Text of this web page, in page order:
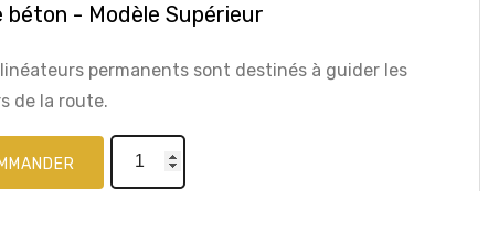
béton - Modèle Supérieur
permanents sont destinés à guider les
de la route.